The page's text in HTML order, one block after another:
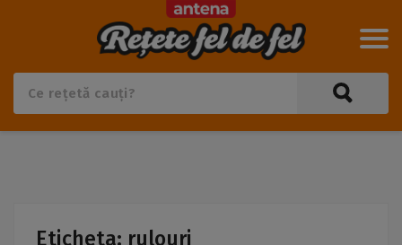
Eticheta: rulouri